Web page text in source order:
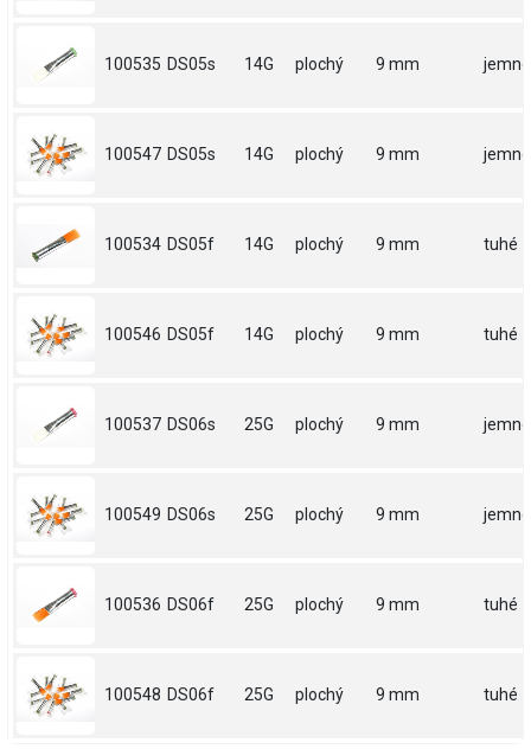
100535 DS05s 14G plochý 9 mm jemné
100547 DS05s 14G plochý 9 mm jemné
100534 DS05f 14G plochý 9 mm tuhé
100546 DS05f 14G plochý 9 mm tuhé
100537 DS06s 25G plochý 9 mm jemné
100549 DS06s 25G plochý 9 mm jemné
100536 DS06f 25G plochý 9 mm tuhé
100548 DS06f 25G plochý 9 mm tuhé